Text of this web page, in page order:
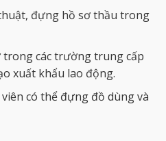
đựng hồ sơ thầu trong
trong các trường trung cấp
xuất khẩu lao động.
có thể đựng đồ dùng và